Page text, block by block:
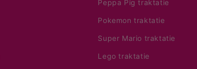
Peppa Pig traktatie
Pokemon traktatie
Super Mario traktatie
Lego traktatie